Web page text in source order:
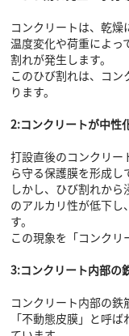
コンクリートは、乾燥
温度変化や荷重によっ
割れが発生します。
このひび割れは、コ
ります。
2:コンクリートが中性
打設直後のコンクリー
ら守る保護膜を形成し
しかし、ひび割れか
のアルカリ性が低下し
す。
この現象を「コンクリ
3:コンクリート内部の
コンクリート内部の
「不動態皮膜」と呼